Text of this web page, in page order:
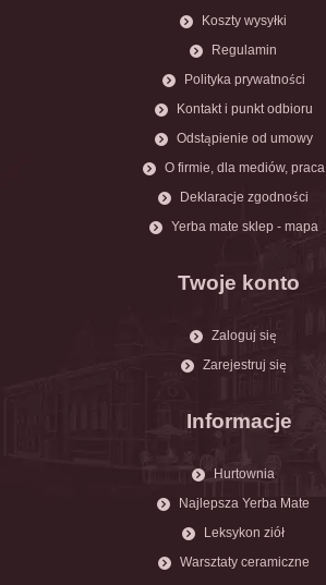
Koszty wysyłki
Regulamin
Polityka prywatności
Kontakt i punkt odbioru
Odstąpienie od umowy
O firmie, dla mediów, praca
Deklaracje zgodności
Yerba mate sklep - mapa
Twoje konto
Zaloguj się
Zarejestruj się
Informacje
Hurtownia
Najlepsza Yerba Mate
Leksykon ziół
Warsztaty ceramiczne